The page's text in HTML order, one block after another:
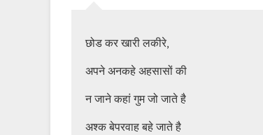
छोड कर खारी लकीरे,
अपने अनकहे अहसासों की
न जाने कहां गुम जो जाते है
अश्क बेपरवाह बहे जाते है